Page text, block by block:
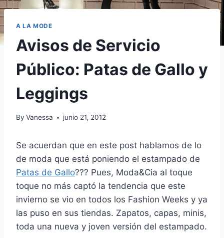
A LA MODE
Avisos de Servicio
Público: Patas de Gallo y
Leggings
By Vanessa junio 21, 2012
Se acuerdan que en este post hablamos de lo
de moda que está poniendo el estampado de
Patas de Gallo??? Pues, Moda&Cia al toque
toque no más captó la tendencia que este
invierno se vio en todos los Fashion Weeks y ya
las puso en sus tiendas. Zapatos, capas, minis,
toda una nueva y joven versión del estampado.